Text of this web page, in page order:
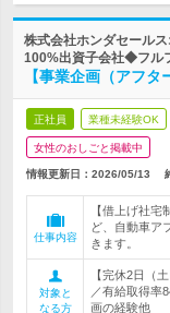
株式会社ホンダセール
100%出資子会社◆フル
【事業企画（アフ
正社員 業種未経験OK
女性のおしごと掲載中
情報更新日：2026/05/13
仕事内容
【借上げ社
ど、自動車ア
きます。
対象と
なる方
【完休2日（
／有給取得率
画の経験他